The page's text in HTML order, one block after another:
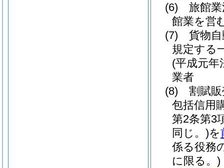
(6)
旅館
館業を営
(7)
貨物
規定する
(平成元年
業者
(8)
割賦
包括信用
第2条第3
同じ。)を
係る役務
に限る。)